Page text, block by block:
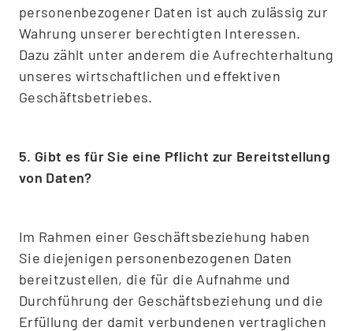
personenbezogener Daten ist auch zulässig zur
Wahrung unserer berechtigten Interessen.
Dazu zählt unter anderem die Aufrechterhaltung
unseres wirtschaftlichen und effektiven
Geschäftsbetriebes.
5. Gibt es für Sie eine Pflicht zur Bereitstellung
von Daten?
Im Rahmen einer Geschäftsbeziehung haben
Sie diejenigen personenbezogenen Daten
bereitzustellen, die für die Aufnahme und
Durchführung der Geschäftsbeziehung und die
Erfüllung der damit verbundenen vertraglichen